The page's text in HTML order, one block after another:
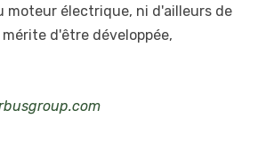
moteur électrique, ni d'ailleurs de
mérite d'être développée,